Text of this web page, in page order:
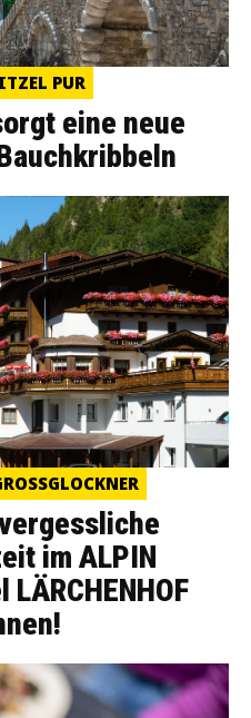
PUR
eine neue
im ALPIN